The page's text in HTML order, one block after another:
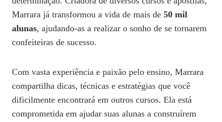
Marrara já transformou a vida de mais de 50 mil
alunas, ajudando-as a realizar o sonho de se tornarem
confeiteiras de sucesso.
Com vasta experiência e paixão pelo ensino, Marrara
compartilha dicas, técnicas e estratégias que você
dificilmente encontrará em outros cursos. Ela está
comprometida em ajudar suas alunas a construírem